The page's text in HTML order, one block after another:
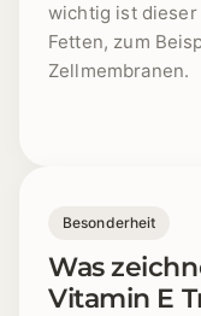
wichtig ist dieser
Fetten, zum
Zellmembranen.
Besonderheit
Was
Vitamin E